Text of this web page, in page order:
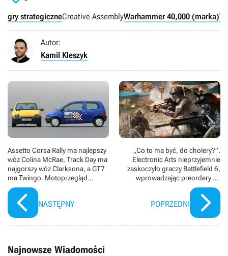
gry strategiczneCreative AssemblyWarhammer 40,000 (marka)
Autor:
Kamil Kleszyk
Assetto Corsa Rally ma najlepszy
wóz Colina McRae, Track Day ma
najgorszy wóz Clarksona, a GT7
ma Twingo. Motoprzegląd
Drauga
NASTĘPNY
„Co to ma być, do cholery?”.
Electronic Arts nieprzyjemnie
zaskoczyło graczy Battlefield 6,
wprowadzając preordery na
mikrotransakcje
POPRZEDNI
Najnowsze Wiadomości